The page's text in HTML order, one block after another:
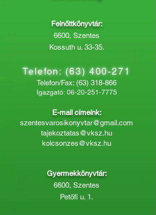
Felnőttkönyvtár:
6600, Szentes
Kossuth u. 33-35.
Telefon:(63) 400-271
Telefon/Fax: (63) 318-866
Igazgató: 06-20-251-7775
E-mail címeink:
szentesvarosikonyvtar@gmail.com
tajekoztatas@vksz.hu
kolcsonzes@vksz.hu
Gyermekkönyvtár:
6600, Szentes
Petőfi u. 1.